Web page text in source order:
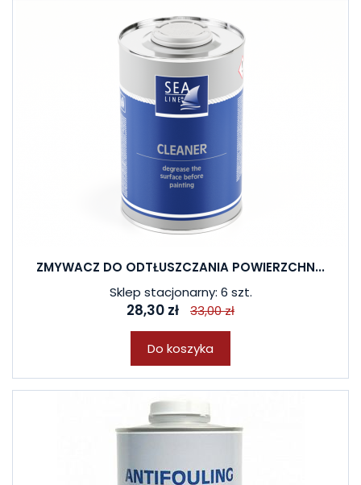
ZMYWACZ DO ODTŁUSZCZANIA POWIERZCHN...
Sklep stacjonarny: 6 szt.
28,30 zł 33,00 zł
Do koszyka